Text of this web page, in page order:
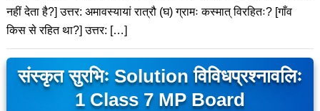
नहीं देता है?] उत्तर: अमावस्यायां रात्रौ (घ) ग्रामः कस्मात् विरहितः? [गाँव
किस से रहित था?] उत्तर: […]
संस्कृत सुरभिः Solution विविधप्रश्नावलिः
1 Class 7 MP Board